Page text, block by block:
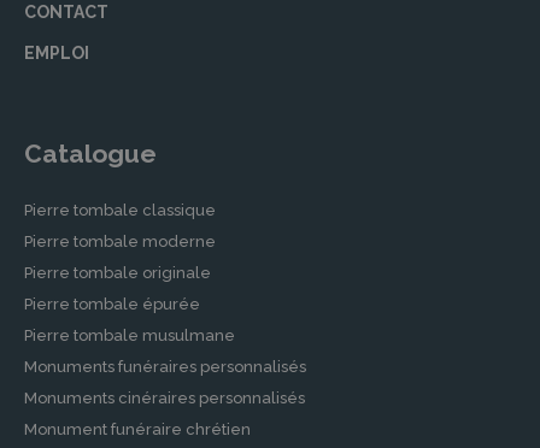
CONTACT
EMPLOI
Catalogue
Pierre tombale classique
Pierre tombale moderne
Pierre tombale originale
Pierre tombale épurée
Pierre tombale musulmane
Monuments funéraires personnalisés
Monuments cinéraires personnalisés
Monument funéraire chrétien